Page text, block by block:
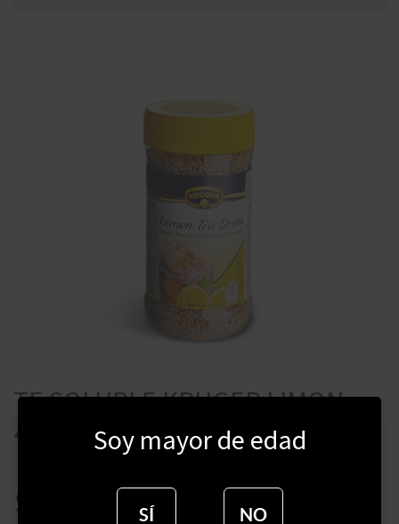
TE SOLUBLE KRUGER LIMON
400 GRAMOS
$
Soy mayor de edad
SÍ NO